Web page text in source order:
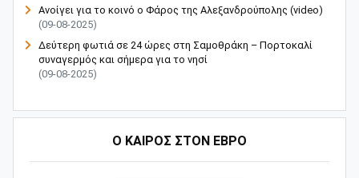
Ανοίγει για το κοινό ο Φάρος της Αλεξανδρούπολης (video)
(09-08-2025)
Δεύτερη φωτιά σε 24 ώρες στη Σαμοθράκη – Πορτοκαλί
συναγερμός και σήμερα για το νησί
(09-08-2025)
Ο ΚΑΙΡΟΣ ΣΤΟΝ ΕΒΡΟ